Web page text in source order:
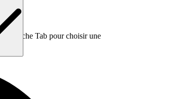
la touche Tab pour choisir une